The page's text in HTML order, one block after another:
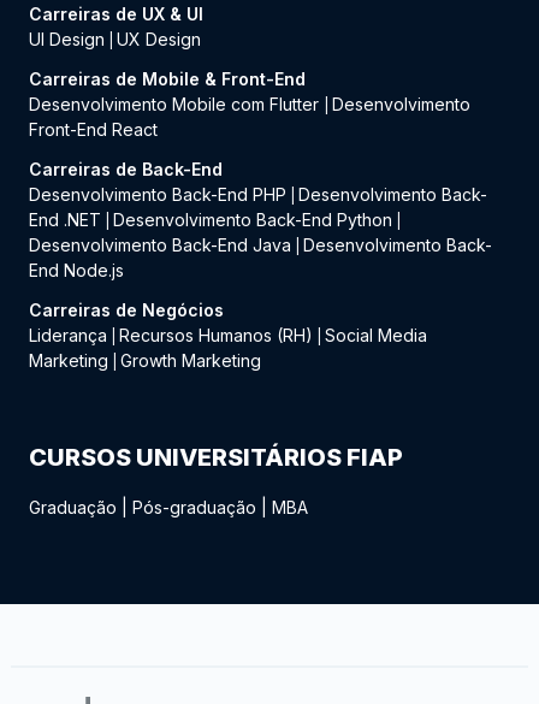
Carreiras de UX & UI
UI Design
UX Design
Carreiras de Mobile & Front-End
Desenvolvimento Mobile com Flutter
Desenvolvimento
Front-End React
Carreiras de Back-End
Desenvolvimento Back-End PHP
Desenvolvimento Back-
End .NET
Desenvolvimento Back-End Python
Desenvolvimento Back-End Java
Desenvolvimento Back-
End Node.js
Carreiras de Negócios
Liderança
Recursos Humanos (RH)
Social Media
Marketing
Growth Marketing
CURSOS UNIVERSITÁRIOS FIAP
Graduação Pós-graduação MBA